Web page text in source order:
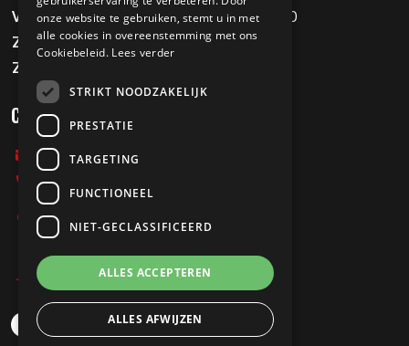
Vrijdag
09:00 - 12:00 / 13:00 - 18:00
Zaterdag
09:00 - 16:00
Zondag
CONTACT
info@melvinstweewielers.nl
0478-712067
Stationsweg 197
5807 AB Oostrum
Privacy Policy
onze website te gebruiken, stemt u in met
alle cookies in overeenstemming met ons
Cookiebeleid. Lees verder
STRIKT NOODZAKELIJK
PRESTATIE
TARGETING
FUNCTIONEEL
NIET-GECLASSIFICEERD
ALLES ACCEPTEREN
ALLES AFWIJZEN